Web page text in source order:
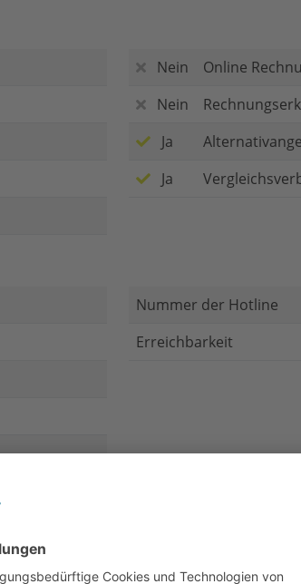
Nein
Online
Nein
Ja
Ja
Nummer der Hotline
Erreichbarkeit
Öffnungszeiten